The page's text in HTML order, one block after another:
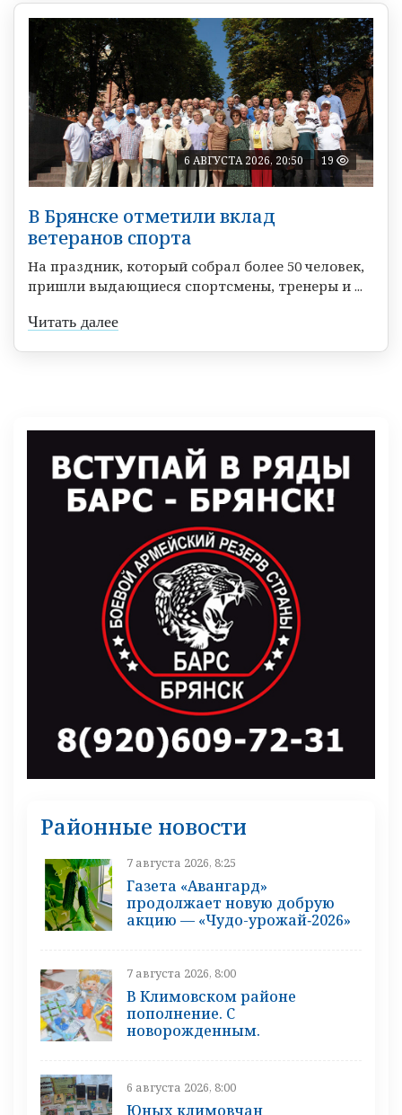
6 АВГУСТА 2026, 20:50 19
В Брянске отметили вклад
ветеранов спорта
На праздник, который собрал более 50 человек,
пришли выдающиеся спортсмены, тренеры и ...
Читать далее
Районные новости
7 августа 2026, 8:25
Газета «Авангард»
продолжает новую добрую
акцию — «Чудо-урожай‑2026»
7 августа 2026, 8:00
В Климовском районе
пополнение. С
новорожденным.
6 августа 2026, 8:00
Юных климовчан